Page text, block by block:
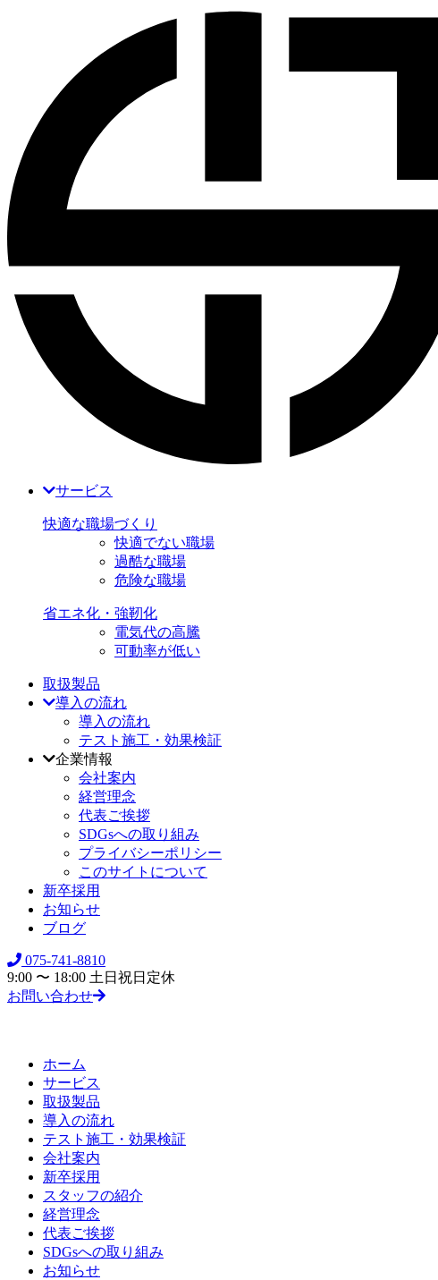
サービス
快適な職場づくり
快適でない職場
過酷な職場
危険な職場
省エネ化・強靭化
電気代の高騰
可動率が低い
取扱製品
導入の流れ
導入の流れ
テスト施工・効果検証
企業情報
会社案内
経営理念
代表ご挨拶
SDGsへの取り組み
プライバシーポリシー
このサイトについて
新卒採用
お知らせ
ブログ
075-741-8810
9:00 〜 18:00 土日祝日定休
お問い合わせ
ホーム
サービス
取扱製品
導入の流れ
テスト施工・効果検証
会社案内
新卒採用
スタッフの紹介
経営理念
代表ご挨拶
SDGsへの取り組み
お知らせ